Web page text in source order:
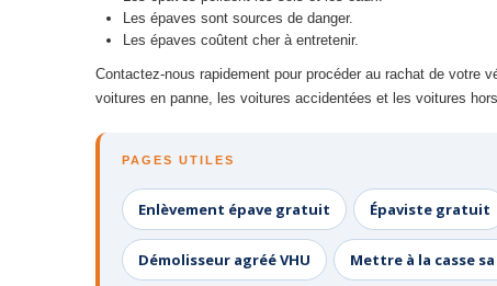
Les épaves sont sources de danger.
Les épaves coûtent cher à entretenir.
Contactez-nous rapidement pour procéder au rachat de
voitures en panne, les voitures accidentées et les voitures
PAGES UTILES
Enlèvement épave gratuit Épaviste gratuit
Démolisseur agréé VHU Mettre à la casse